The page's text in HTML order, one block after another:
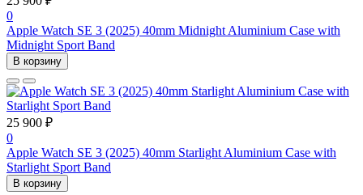
0
Apple Watch SE 3 (2025) 40mm Midnight Aluminium Case with
Midnight Sport Band
В корзину
25 900 ₽
0
Apple Watch SE 3 (2025) 40mm Starlight Aluminium Case with
Starlight Sport Band
В корзину